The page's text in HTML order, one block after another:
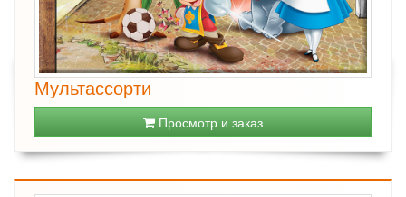
Мультассорти
Просмотр и заказ